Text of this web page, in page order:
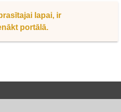
lapai, ir
portālā.